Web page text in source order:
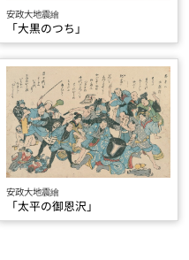
安政大地震繪
「大黒のつち」
安政大地震繪
「太平の御恩沢」